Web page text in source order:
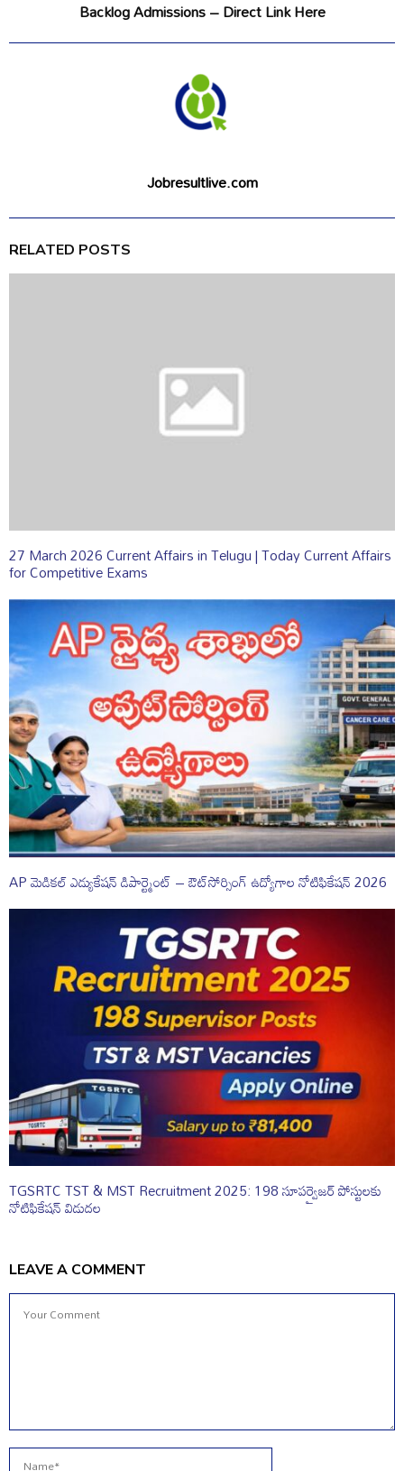
Backlog Admissions – Direct Link Here
Jobresultlive.com
RELATED POSTS
27 March 2026 Current Affairs in Telugu | Today Current Affairs
for Competitive Exams
AP మెడికల్ ఎడ్యుకేషన్ డిపార్ట్మెంట్ – ఔట్‌సోర్సింగ్ ఉద్యోగాల నోటిఫికేషన్ 2026
TGSRTC TST & MST Recruitment 2025: 198 సూపర్వైజర్ పోస్టులకు
నోటిఫికేషన్ విడుదల
LEAVE A COMMENT